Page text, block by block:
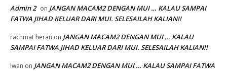
Admin 2 on JANGAN MACAM2 DENGAN MUI … KALAU SAMPAI
FATWA JIHAD KELUAR DARI MUI. SELESAILAH KALIAN!!
rachmat heran on JANGAN MACAM2 DENGAN MUI … KALAU
SAMPAI FATWA JIHAD KELUAR DARI MUI. SELESAILAH KALIAN!!
Iwan on JANGAN MACAM2 DENGAN MUI … KALAU SAMPAI FATWA